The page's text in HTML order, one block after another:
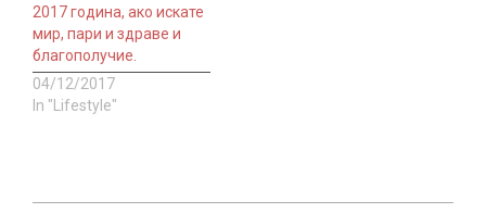
2017 година, ако искате
мир, пари и здраве и
благополучие.
04/12/2017
In "Lifestyle"